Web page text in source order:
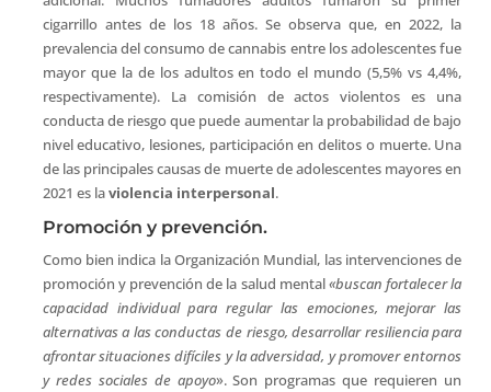
cigarrillo antes de los 18 años. Se observa que, en 2022, la
prevalencia del consumo de cannabis entre los adolescentes fue
mayor que la de los adultos en todo el mundo (5,5% vs 4,4%,
respectivamente). La comisión de actos violentos es una
conducta de riesgo que puede aumentar la probabilidad de bajo
nivel educativo, lesiones, participación en delitos o muerte. Una
de las principales causas de muerte de adolescentes mayores en
2021 es laviolencia interpersonal.
Promoción y prevención.
Como bien indica la Organización Mundial, las intervenciones de
promoción y prevención de la salud mental«buscan fortalecer la
capacidad individual para regular las emociones, mejorar las
alternativas a las conductas de riesgo, desarrollar resiliencia para
afrontar situaciones difíciles y la adversidad, y promover entornos
y redes sociales de apoyo». Son programas que requieren un